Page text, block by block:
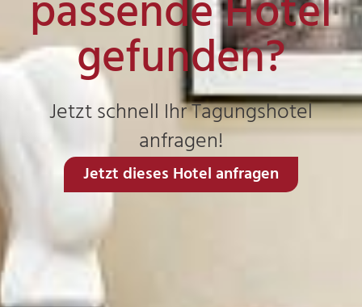
gefunden?
Jetzt schnell Ihr Tagungshotel
anfragen!
Jetzt dieses Hotel anfragen